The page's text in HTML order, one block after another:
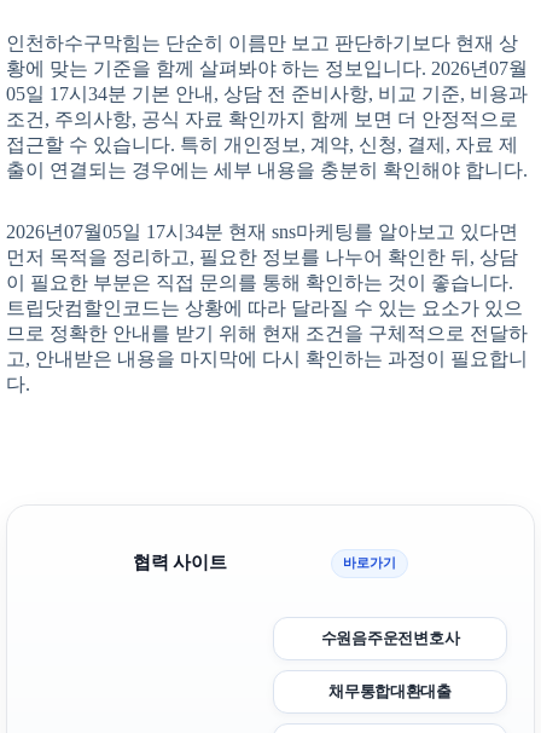
인천하수구막힘는 단순히 이름만 보고 판단하기보다 현재 상
황에 맞는 기준을 함께 살펴봐야 하는 정보입니다. 2026년07월
05일 17시34분 기본 안내, 상담 전 준비사항, 비교 기준, 비용과
조건, 주의사항, 공식 자료 확인까지 함께 보면 더 안정적으로
접근할 수 있습니다. 특히 개인정보, 계약, 신청, 결제, 자료 제
출이 연결되는 경우에는 세부 내용을 충분히 확인해야 합니다.
2026년07월05일 17시34분 현재 sns마케팅를 알아보고 있다면
먼저 목적을 정리하고, 필요한 정보를 나누어 확인한 뒤, 상담
이 필요한 부분은 직접 문의를 통해 확인하는 것이 좋습니다.
트립닷컴할인코드는 상황에 따라 달라질 수 있는 요소가 있으
므로 정확한 안내를 받기 위해 현재 조건을 구체적으로 전달하
고, 안내받은 내용을 마지막에 다시 확인하는 과정이 필요합니
다.
협력 사이트 바로가기
수원음주운전변호사
채무통합대환대출